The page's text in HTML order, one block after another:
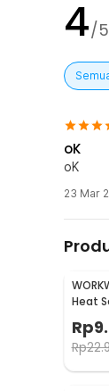
4/5
oK
oK
23 Mar
Heat
Rp
Rp